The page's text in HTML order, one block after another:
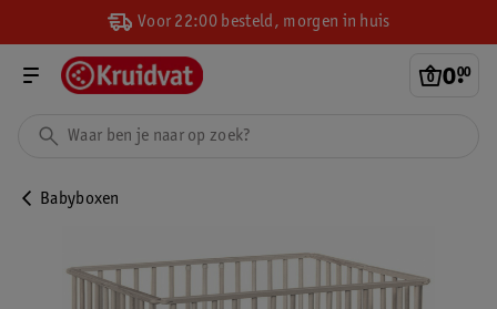
Voor 22:00 besteld, morgen in huis
0.
00
Babyboxen